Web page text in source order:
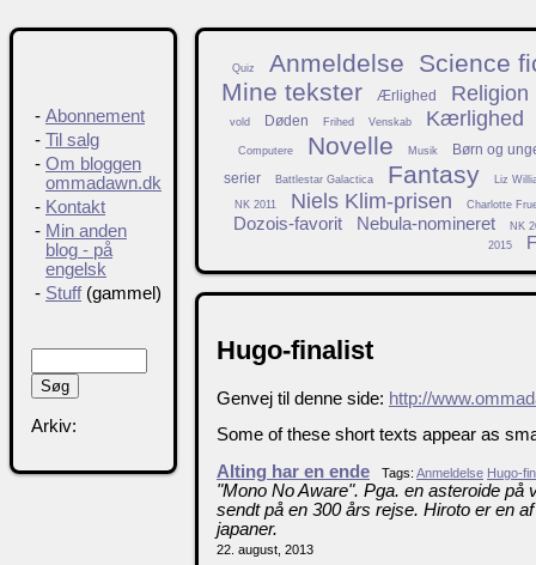
Quiz Anmeldelse
Science
Mine tekster
Ærlighed Religion
vold Døden Frihed Venskab Kærlighed
Computere Novelle Musik
Børn og
serier
Battlestar Galactica Fantasy Liz
NK 2011 Niels Klim-prisen Charlotte
Dozois-favorit Nebula-nomineret
NK
2015
Hugo-finalist
Genvej til denne side: http://
Some of these short texts appear as
Alting har en ende
Tags: Anmeldelse Hugo-
"Mono No Aware". Pga. en asteroide
sendt på en 300 års rejse. Hiroto er en
japaner.
22. august, 2013
- Abonnement
- Til salg
- Om bloggen
ommadawn.dk
- Kontakt
- Min anden
blog - på
engelsk
- Stuff(gammel)
Arkiv: